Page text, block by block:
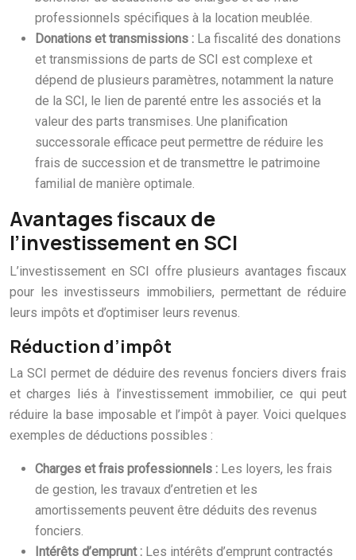
professionnels spécifiques à la location meublée.
Donations et transmissions : La fiscalité des donations
et transmissions de parts de SCI est complexe et
dépend de plusieurs paramètres, notamment la nature
de la SCI, le lien de parenté entre les associés et la
valeur des parts transmises. Une planification
successorale efficace peut permettre de réduire les
frais de succession et de transmettre le patrimoine
familial de manière optimale.
Avantages fiscaux de
l’investissement en SCI
L’investissement en SCI offre plusieurs avantages fiscaux
pour les investisseurs immobiliers, permettant de réduire
leurs impôts et d’optimiser leurs revenus.
Réduction d’impôt
La SCI permet de déduire des revenus fonciers divers frais
et charges liés à l’investissement immobilier, ce qui peut
réduire la base imposable et l’impôt à payer. Voici quelques
exemples de déductions possibles :
Charges et frais professionnels : Les loyers, les frais
de gestion, les travaux d’entretien et les
amortissements peuvent être déduits des revenus
fonciers.
Intérêts d’emprunt : Les intérêts d’emprunt contractés